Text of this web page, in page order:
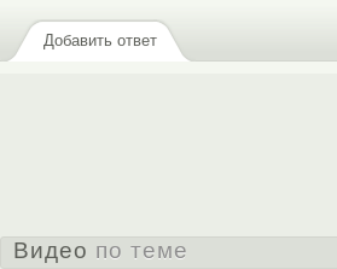
Добавить ответ
Видео по теме